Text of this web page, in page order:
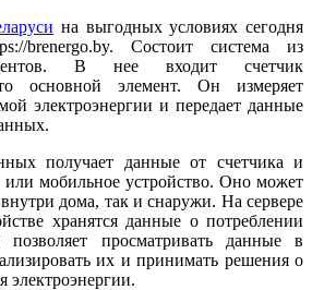
на выгодных условиях сегодня
brenergo.by. Состоит система из
В нее входит счетчик
основной элемент. Он измеряет
электроэнергии и передает данные
получает данные от счетчика и
или мобильное устройство. Оно может
дома, так и снаружи. На сервере
хранятся данные о потреблении
позволяет просматривать данные в
их и принимать решения о
электроэнергии.